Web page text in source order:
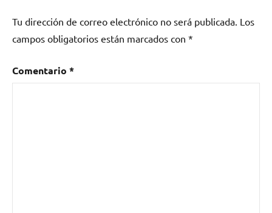
Dos,
Extremoduro,
Rutarock
Tu dirección de correo electrónico no será publicada. Los
campos obligatorios están marcados con *
Comentario *